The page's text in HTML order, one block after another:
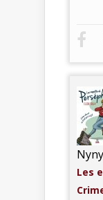
Les